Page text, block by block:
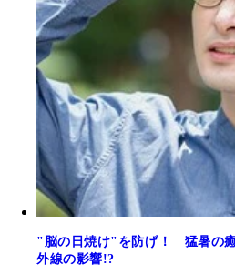
"脳の日焼け"を防げ！ 猛暑の
外線の影響!?